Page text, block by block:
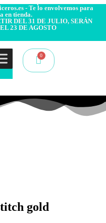
- Te lo envolvemos para
en tienda.
DEL 31 DE JULIO, SERÁN
23 DE AGOSTO
gold